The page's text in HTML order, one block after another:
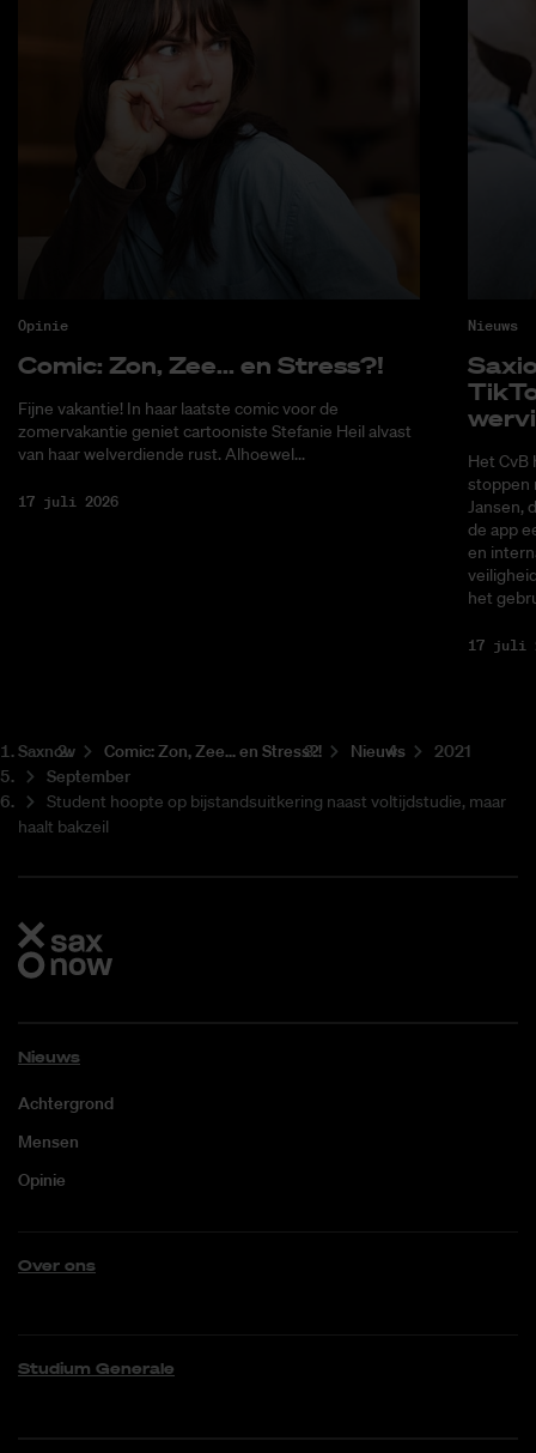
Opinie
Co­mic: Zon, Zee... en Stress?!
Fijne vakantie! In haar laatste comic voor de
zomervakantie geniet cartooniste Stefanie Heil alvast
van haar welverdiende rust. Alhoewel...
17 juli 2026
Nieuws
Het CvB
stoppen
Jansen,
de app
en
het
17 juli
Saxnow Co­mic: Zon, Zee... en Stress?! Nieuws
2021
September
Student hoopte op bijstandsuitkering naast voltijdstudie, maar
haalt bakzeil
Nieuws
Achtergrond
Mensen
Opinie
Over ons
Studium Generale